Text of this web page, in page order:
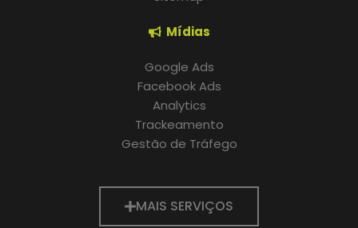
Mídias
Google Ads
Facebook Ads
Analytics
Trackeamento
Gestão de Tráfego
MAIS SERVIÇOS